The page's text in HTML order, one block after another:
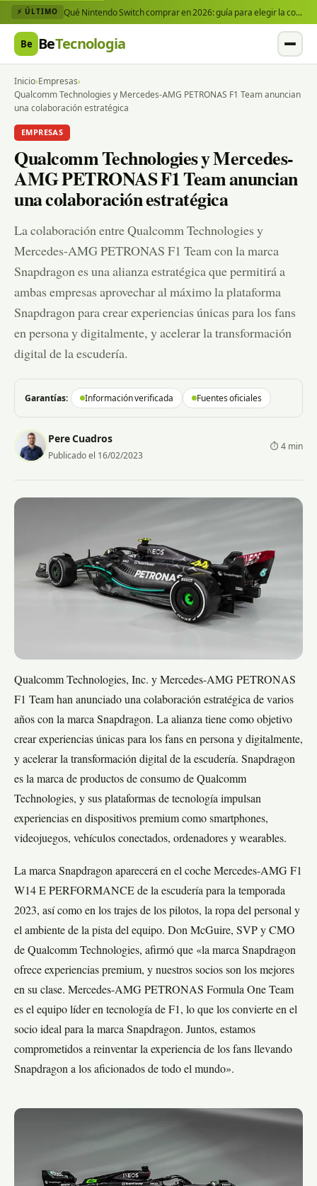
⚡ ÚLTIMO Qué Nintendo Switch comprar en 2026: guía para elegir la consola y los juegos que necesitas
Be BeTecnologia
Inicio›Empresas›
Qualcomm Technologies y Mercedes-AMG PETRONAS F1 Team anuncian
una colaboración estratégica
EMPRESAS
Qualcomm Technologies y Mercedes-
AMG PETRONAS F1 Team anuncian
una colaboración estratégica
La colaboración entre Qualcomm Technologies y
Mercedes-AMG PETRONAS F1 Team con la marca
Snapdragon es una alianza estratégica que permitirá a
ambas empresas aprovechar al máximo la plataforma
Snapdragon para crear experiencias únicas para los fans
en persona y digitalmente, y acelerar la transformación
digital de la escudería.
Garantías: Información verificada Fuentes oficiales
Pere Cuadros
Publicado el 16/02/2023
⏱ 4 min
Qualcomm Technologies, Inc. y Mercedes-AMG PETRONAS
F1 Team han anunciado una colaboración estratégica de varios
años con la marca Snapdragon. La alianza tiene como objetivo
crear experiencias únicas para los fans en persona y digitalmente,
y acelerar la transformación digital de la escudería. Snapdragon
es la marca de productos de consumo de Qualcomm
Technologies, y sus plataformas de tecnología impulsan
experiencias en dispositivos premium como smartphones,
videojuegos, vehículos conectados, ordenadores y wearables.
La marca Snapdragon aparecerá en el coche Mercedes-AMG F1
W14 E PERFORMANCE de la escudería para la temporada
2023, así como en los trajes de los pilotos, la ropa del personal y
el ambiente de la pista del equipo. Don McGuire, SVP y CMO
de Qualcomm Technologies, afirmó que «la marca Snapdragon
ofrece experiencias premium, y nuestros socios son los mejores
en su clase. Mercedes-AMG PETRONAS Formula One Team
es el equipo líder en tecnología de F1, lo que los convierte en el
socio ideal para la marca Snapdragon. Juntos, estamos
comprometidos a reinventar la experiencia de los fans llevando
Snapdragon a los aficionados de todo el mundo».